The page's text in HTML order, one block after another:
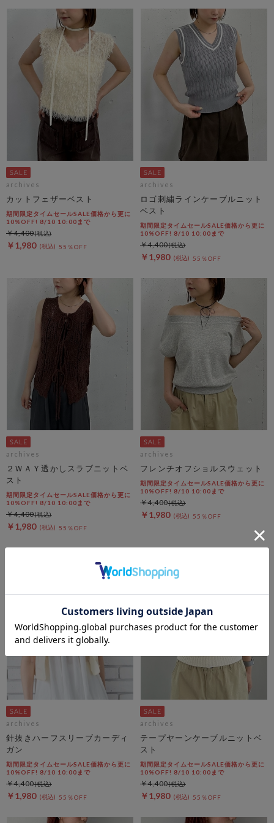
archives
カットフェザーベスト
期間限定タイムセールSALE価格から更に
10%OFF! 8/10 10:00まで
￥1,980 55％OFF
￥4,400
archives
ロゴ刺繍ラインケーブルニット
ベスト
期間限定タイムセールSALE価格から更に
10%OFF! 8/10 10:00まで
￥1,980 55％OFF
￥4,400
archives
２ＷＡＹ透かしスラブニットベ
スト
期間限定タイムセールSALE価格から更に
10%OFF! 8/10 10:00まで
￥1,980 55％OFF
￥4,400
archives
フレンチオフショルスウェット
期間限定タイムセールSALE価格から更に
10%OFF! 8/10 10:00まで
￥1,980 55％OFF
￥4,400
archives
針抜きハーフスリーブカーディ
ガン
期間限定タイムセールSALE価格から更に
10%OFF! 8/10 10:00まで
￥1,980 55％OFF
￥4,400
archives
テープヤーンケーブルニットベ
スト
期間限定タイムセールSALE価格から更に
10%OFF! 8/10 10:00まで
￥1,980 55％OFF
￥4,400